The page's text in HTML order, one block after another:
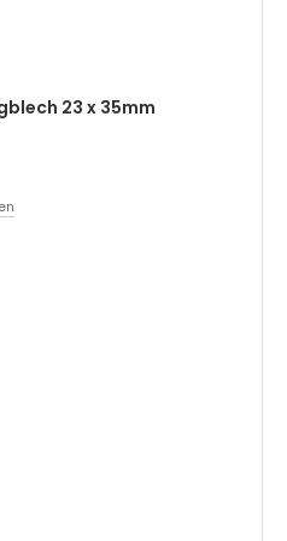
23 x 35mm